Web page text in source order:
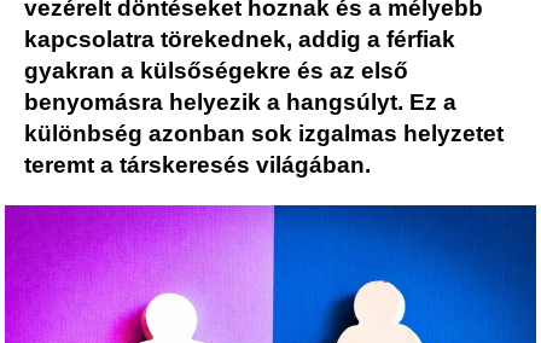
vezérelt döntéseket hoznak és a mélyebb
kapcsolatra törekednek, addig a férfiak
gyakran a külsőségekre és az első
benyomásra helyezik a hangsúlyt. Ez a
különbség azonban sok izgalmas helyzetet
teremt a társkeresés világában.